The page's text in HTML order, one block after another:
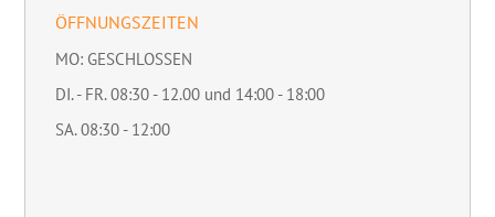
ÖFFNUNGSZEITEN
MO: GESCHLOSSEN
DI. - FR. 08:30 - 12.00 und 14:00 - 18:00
SA. 08:30 - 12:00